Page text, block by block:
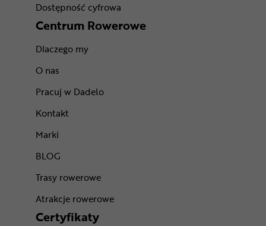
Dostępność cyfrowa
Centrum Rowerowe
Dlaczego my
O nas
Pracuj w Dadelo
Kontakt
Marki
BLOG
Trasy rowerowe
Atrakcje rowerowe
Certyfikaty